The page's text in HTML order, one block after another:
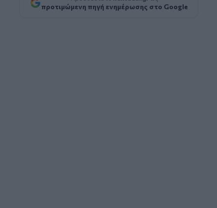
προτιμώμενη πηγή ενημέρωσης στο Google